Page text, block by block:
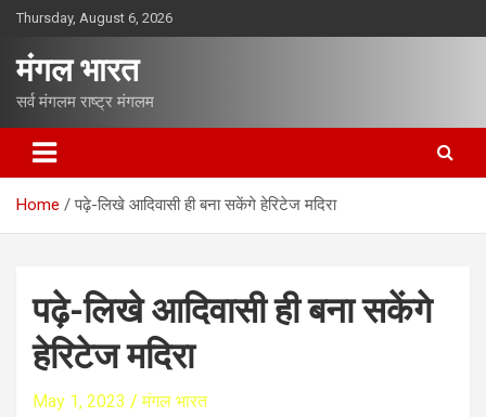
o
e
Thursday, August 6, 2026
मंगल भारत
सर्व मंगलम राष्ट्र मंगलम
Home पढ़े-लिखे आदिवासी ही बना सकेंगे हेरिटेज मदिरा
पढ़े-लिखे आदिवासी ही बना सकेंगे
हेरिटेज मदिरा
May 1, 2023 मंगल भारत